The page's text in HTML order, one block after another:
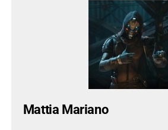
Mattia Mariano